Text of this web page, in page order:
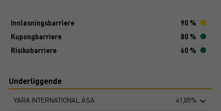
Innløsningsbarriere
90 %
Kupongbarriere
80 %
Risikobarriere
60 %
Underliggende
YARA INTERNATIONAL ASA 41,05%